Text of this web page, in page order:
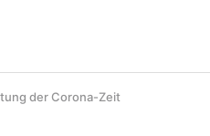
der Corona-Zeit